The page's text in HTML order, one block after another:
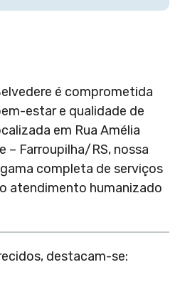
é comprometida
estar e qualidade de
em Rua Amélia
– Farroupilha/RS, nossa
completa de serviços
atendimento humanizado
destacam-se: